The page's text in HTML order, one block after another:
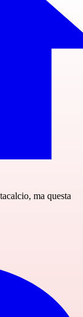
ma questa